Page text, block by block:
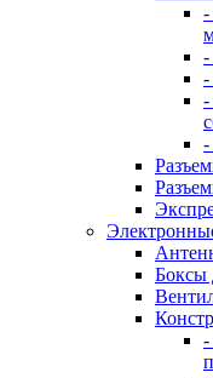
-
-
-
-
-
Боксы
-